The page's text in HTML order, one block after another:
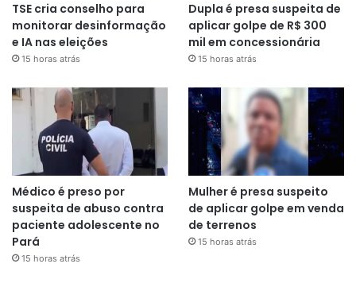
TSE cria conselho para
monitorar desinformação
e IA nas eleições
15 horas atrás
Dupla é presa suspeita de
aplicar golpe de R$ 300
mil em concessionária
15 horas atrás
Médico é preso por
suspeita de abuso contra
paciente adolescente no
Pará
15 horas atrás
Mulher é presa suspeito
de aplicar golpe em venda
de terrenos
15 horas atrás